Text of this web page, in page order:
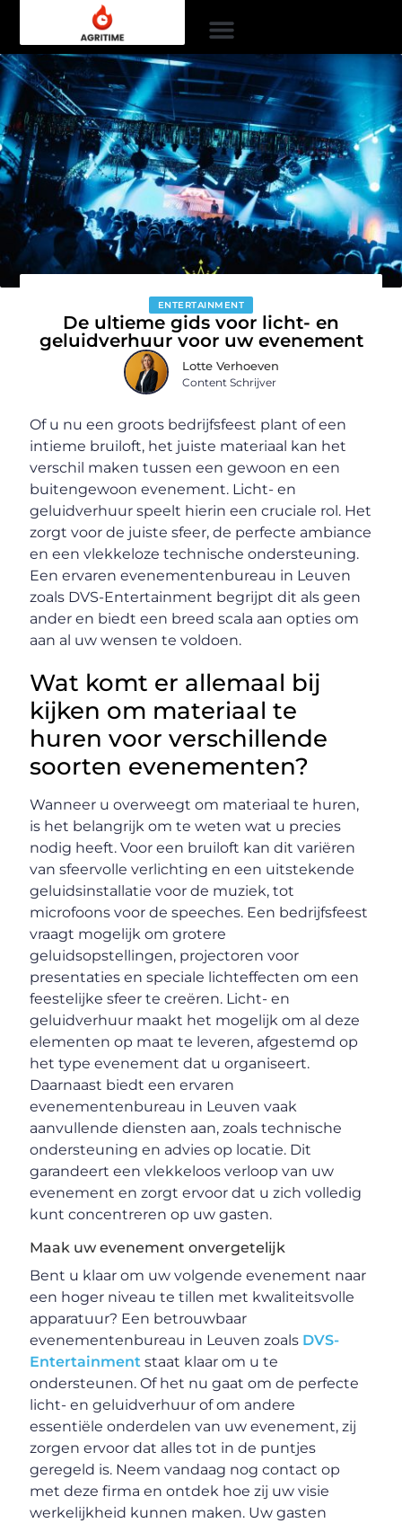
ENTERTAINMENT
De ultieme gids voor licht- en
geluidverhuur voor uw evenement
Lotte Verhoeven
Content Schrijver
Of u nu een groots bedrijfsfeest plant of een
intieme bruiloft, het juiste materiaal kan het
verschil maken tussen een gewoon en een
buitengewoon evenement. Licht- en
geluidverhuur speelt hierin een cruciale rol. Het
zorgt voor de juiste sfeer, de perfecte ambiance
en een vlekkeloze technische ondersteuning.
Een ervaren evenementenbureau in Leuven
zoals DVS-Entertainment begrijpt dit als geen
ander en biedt een breed scala aan opties om
aan al uw wensen te voldoen.
Wat komt er allemaal bij
kijken om materiaal te
huren voor verschillende
soorten evenementen?
Wanneer u overweegt om materiaal te huren,
is het belangrijk om te weten wat u precies
nodig heeft. Voor een bruiloft kan dit variëren
van sfeervolle verlichting en een uitstekende
geluidsinstallatie voor de muziek, tot
microfoons voor de speeches. Een bedrijfsfeest
vraagt mogelijk om grotere
geluidsopstellingen, projectoren voor
presentaties en speciale lichteffecten om een
feestelijke sfeer te creëren. Licht- en
geluidverhuur maakt het mogelijk om al deze
elementen op maat te leveren, afgestemd op
het type evenement dat u organiseert.
Daarnaast biedt een ervaren
evenementenbureau in Leuven vaak
aanvullende diensten aan, zoals technische
ondersteuning en advies op locatie. Dit
garandeert een vlekkeloos verloop van uw
evenement en zorgt ervoor dat u zich volledig
kunt concentreren op uw gasten.
Maak uw evenement onvergetelijk
Bent u klaar om uw volgende evenement naar
een hoger niveau te tillen met kwaliteitsvolle
apparatuur? Een betrouwbaar
evenementenbureau in Leuven zoals DVS-
Entertainment staat klaar om u te
ondersteunen. Of het nu gaat om de perfecte
licht- en geluidverhuur of om andere
essentiële onderdelen van uw evenement, zij
zorgen ervoor dat alles tot in de puntjes
geregeld is. Neem vandaag nog contact op
met deze firma en ontdek hoe zij uw visie
werkelijkheid kunnen maken. Uw gasten